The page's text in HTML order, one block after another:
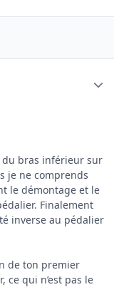
bras inférieur sur
je ne comprends
le démontage et le
Finalement
inverse au pédalier
de ton premier
ce qui n’est pas le